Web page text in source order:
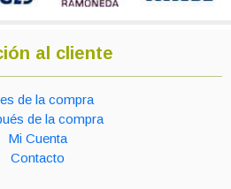
al cliente
de la compra
de la compra
Mi Cuenta
Contacto